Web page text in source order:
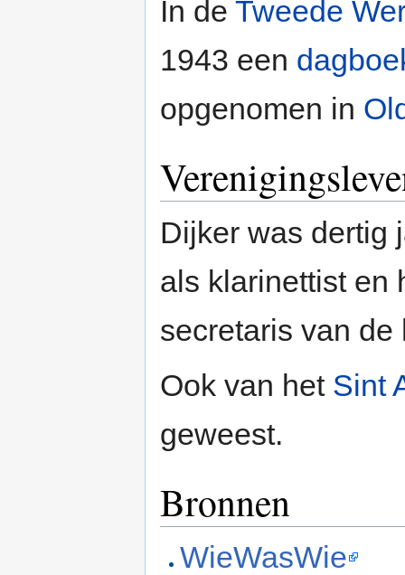
In de Tweede
1943 een
opgenomen in
Dijker was dertig
als klarinettist en
secretaris van de
Ook van het Sint
geweest.
Bronnen
WieWasWie